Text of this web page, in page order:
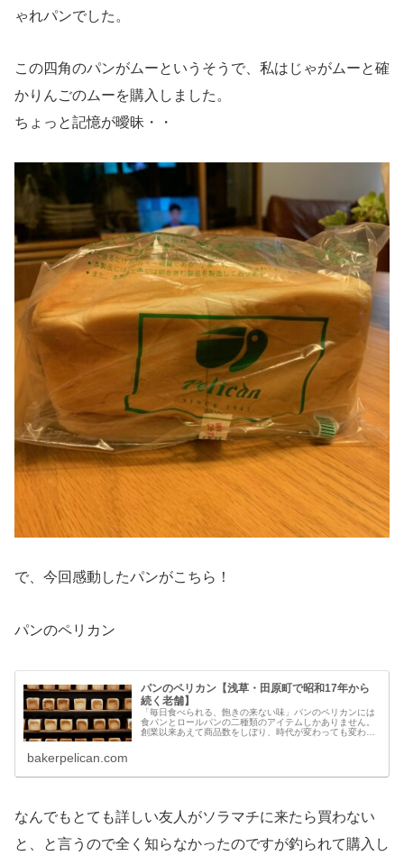
ゃれパンでした。
この四角のパンがムーというそうで、私はじゃがムーと確
かりんごのムーを購入しました。
ちょっと記憶が曖昧・・
で、今回感動したパンがこちら！
パンのペリカン
パンのペリカン【浅草・田原町で昭和17年から
続く老舗】
「毎日食べられる、飽きの来ない味」パンのペリカンには
食パンとロールパンの二種類のアイテムしかありません。
創業以来あえて商品数をしぼり、時代が変わっても変わら
bakerpelican.com
なんでもとても詳しい友人がソラマチに来たら買わない
と、と言うので全く知らなかったのですが釣られて購入し